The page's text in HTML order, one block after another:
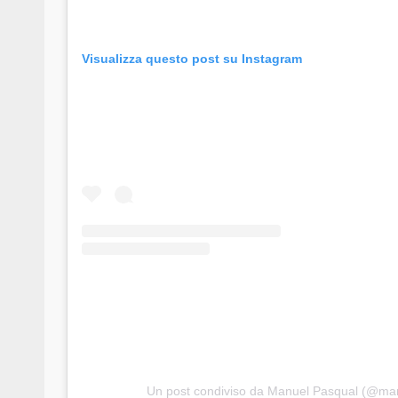
Visualizza questo post su Instagram
Un post condiviso da Manuel Pasqual